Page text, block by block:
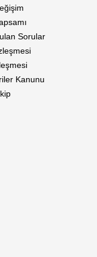
Sorular
Kanunu